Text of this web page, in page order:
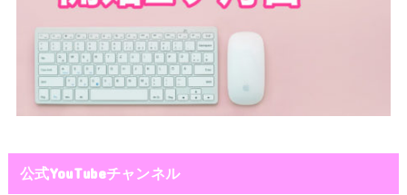
公式YouTubeチャンネル